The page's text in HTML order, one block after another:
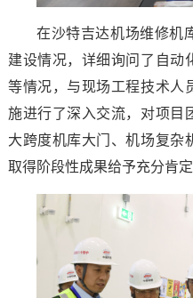
在沙特吉达机场维修机
建设情况，详细询问了自动
等情况，与现场工程技术人
施进行了深入交流，对项目
大跨度机库大门、机场复杂
取得阶段性成果给予充分肯定